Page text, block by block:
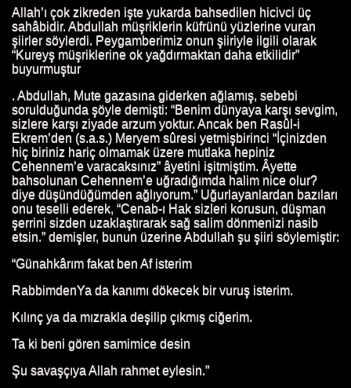
Allah’ı çok zikreden işte yukarda bahsedilen hicivci üç
sahâbidir. Abdullah müşriklerin küfrünü yüzlerine vuran
şiirler söylerdi. Peygamberimiz onun şiiriyle ilgili olarak
“Kureyş müşriklerine ok yağdırmaktan daha etkilidir”
buyurmuştur
. Abdullah, Mute gazasına giderken ağlamış, sebebi
sorulduğunda şöyle demişti: “Benim dünyaya karşı sevgim,
sizlere karşı ziyade arzum yoktur. Ancak ben Rasûl-i
Ekrem’den (s.a.s.) Meryem sûresi yetmişbirinci “İçinizden
hiç biriniz hariç olmamak üzere mutlaka hepiniz
Cehennem’e varacaksınız” âyetini işitmiştim. Âyette
bahsolunan Cehennem’e uğradığımda halim nice olur?
diye düşündüğümden ağlıyorum.” Uğurlayanlardan bazıları
onu teselli ederek, “Cenab-ı Hak sizleri korusun, düşman
şerrini sizden uzaklaştırarak sağ salim dönmenizi nasib
etsin.” demişler, bunun üzerine Abdullah şu şiiri söylemiştir:
“Günahkârım fakat ben Af isterim
RabbimdenYa da kanımı dökecek bir vuruş isterim.
Kılınç ya da mızrakla deşilip çıkmış ciğerim.
Ta ki beni gören samimice desin
Şu savaşçıya Allah rahmet eylesin.”
HAYATI
HAYATI
HAYATI